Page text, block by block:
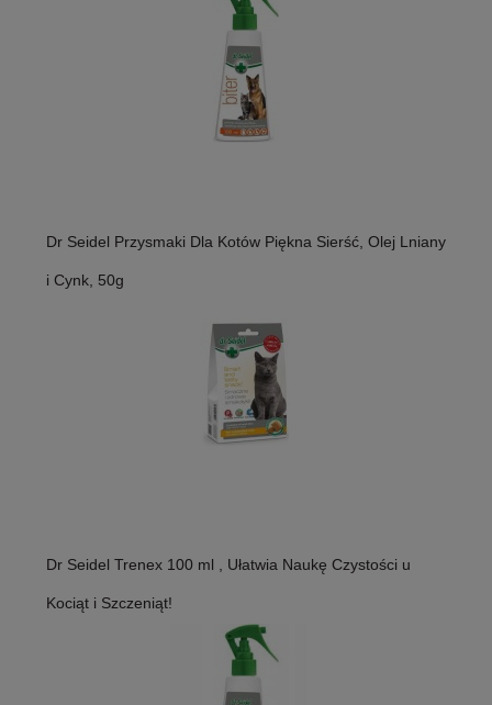
Dr Seidel Przysmaki Dla Kotów Piękna Sierść, Olej Lniany
i Cynk, 50g
Dr Seidel Trenex 100 ml , Ułatwia Naukę Czystości u
Kociąt i Szczeniąt!